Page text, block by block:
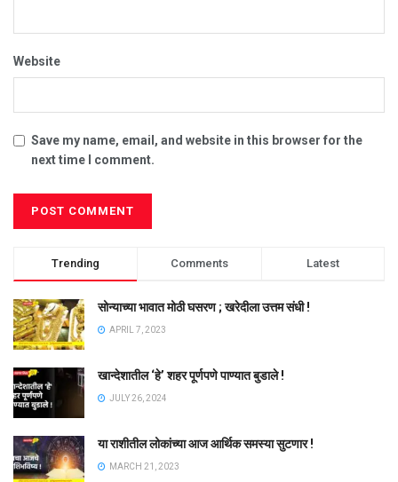
Website
Save my name, email, and website in this browser for the
next time I comment.
Trending Comments Latest
सोन्याच्या भावात मोठी घसरण ; खरेदीला उत्तम संधी !
APRIL 7, 2023
खान्देशातील ‘हे’ शहर पूर्णपणे पाण्यात बुडाले !
JULY 26, 2024
या राशीतील लोकांच्या आज आर्थिक समस्या सुटणार !
MARCH 21, 2023